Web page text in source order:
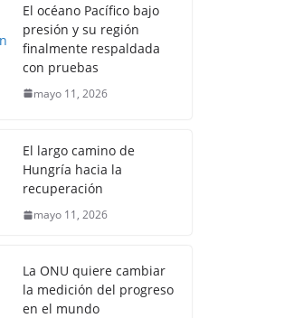
El océano Pacífico bajo
presión y su región
finalmente respaldada
con pruebas
mayo 11, 2026
El largo camino de
Hungría hacia la
recuperación
mayo 11, 2026
La ONU quiere cambiar
la medición del progreso
en el mundo